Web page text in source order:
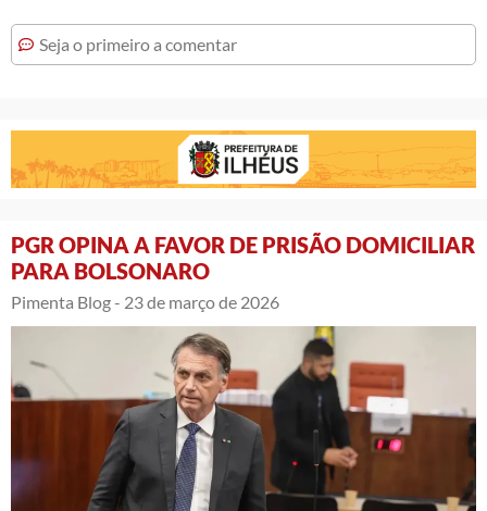
Seja o primeiro a comentar
PGR OPINA A FAVOR DE PRISÃO DOMICILIAR
PARA BOLSONARO
Pimenta Blog - 23 de março de 2026